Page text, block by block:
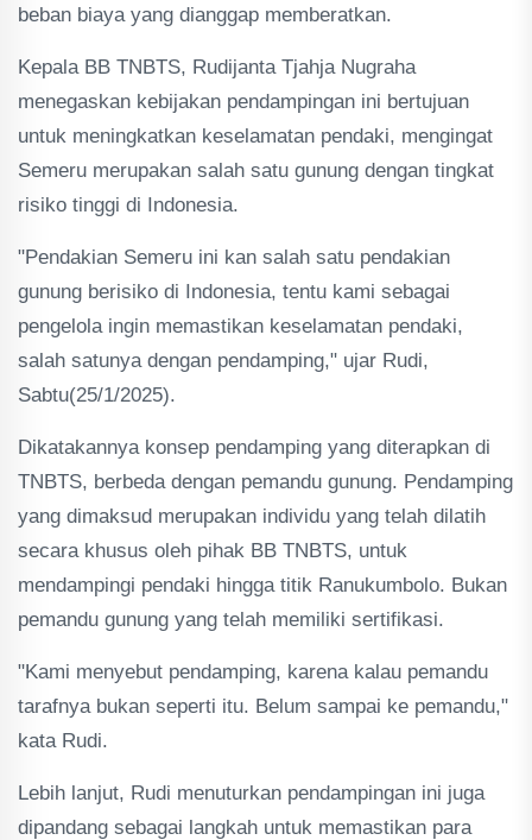
beban biaya yang dianggap memberatkan.
Kepala BB TNBTS, Rudijanta Tjahja Nugraha
menegaskan kebijakan pendampingan ini bertujuan
untuk meningkatkan keselamatan pendaki, mengingat
Semeru merupakan salah satu gunung dengan tingkat
risiko tinggi di Indonesia.
"Pendakian Semeru ini kan salah satu pendakian
gunung berisiko di Indonesia, tentu kami sebagai
pengelola ingin memastikan keselamatan pendaki,
salah satunya dengan pendamping," ujar Rudi,
Sabtu(25/1/2025).
Dikatakannya konsep pendamping yang diterapkan di
TNBTS, berbeda dengan pemandu gunung. Pendamping
yang dimaksud merupakan individu yang telah dilatih
secara khusus oleh pihak BB TNBTS, untuk
mendampingi pendaki hingga titik Ranukumbolo. Bukan
pemandu gunung yang telah memiliki sertifikasi.
"Kami menyebut pendamping, karena kalau pemandu
tarafnya bukan seperti itu. Belum sampai ke pemandu,"
kata Rudi.
Lebih lanjut, Rudi menuturkan pendampingan ini juga
dipandang sebagai langkah untuk memastikan para